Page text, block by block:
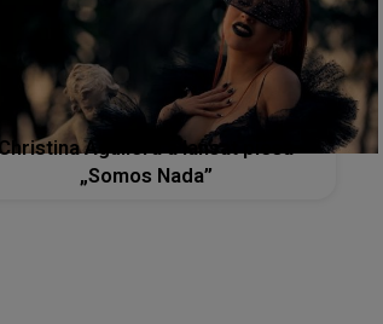
Christina Aguilera a lansat piesa
„Somos Nada”